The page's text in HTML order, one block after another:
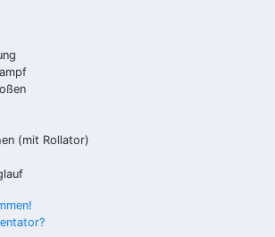
(mit Rollator)